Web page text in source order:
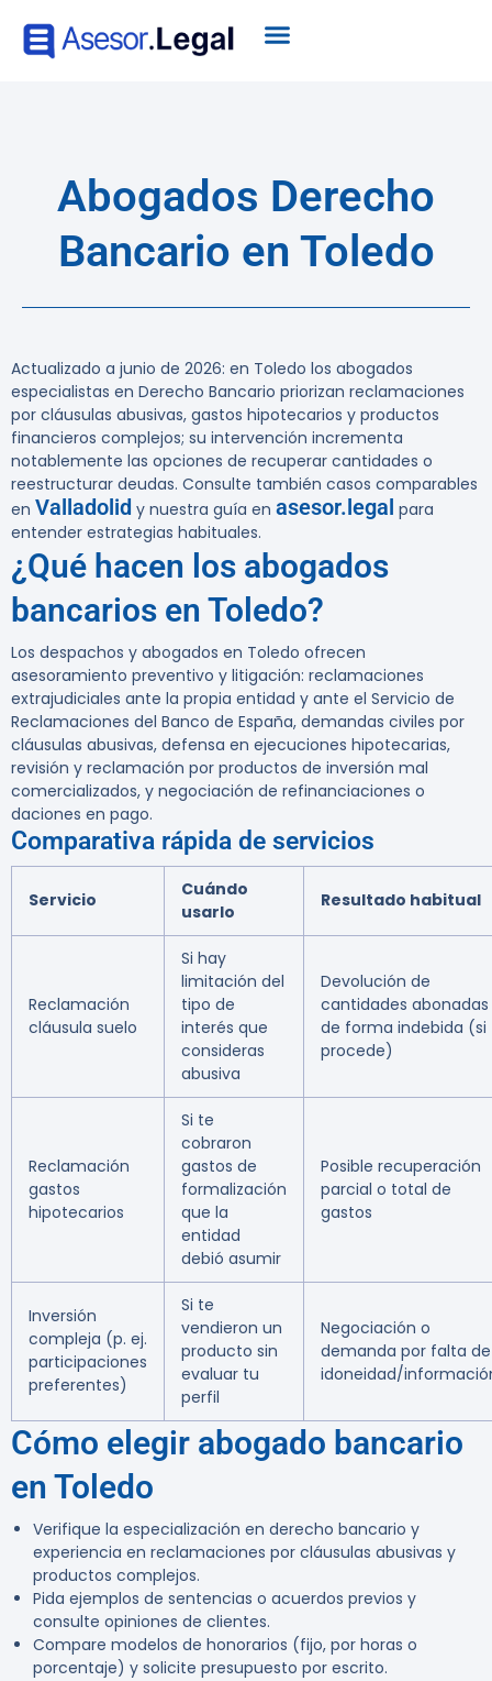
Abogados Derecho
Bancario en Toledo
Actualizado a junio de 2026: en Toledo los abogados
especialistas en Derecho Bancario priorizan reclamaciones
por cláusulas abusivas, gastos hipotecarios y productos
financieros complejos; su intervención incrementa
notablemente las opciones de recuperar cantidades o
reestructurar deudas. Consulte también casos comparables
en Valladolid y nuestra guía en asesor.legal para
entender estrategias habituales.
¿Qué hacen los abogados
bancarios en Toledo?
Los despachos y abogados en Toledo ofrecen
asesoramiento preventivo y litigación: reclamaciones
extrajudiciales ante la propia entidad y ante el Servicio de
Reclamaciones del Banco de España, demandas civiles por
cláusulas abusivas, defensa en ejecuciones hipotecarias,
revisión y reclamación por productos de inversión mal
comercializados, y negociación de refinanciaciones o
daciones en pago.
Comparativa rápida de servicios
Servicio
Cuándo
usarlo
Resultado habitual
Reclamación
cláusula suelo
Si hay
limitación del
tipo de
interés que
consideras
abusiva
Devolución de
cantidades abonadas
de forma indebida (si
procede)
Reclamación
gastos
hipotecarios
Si te
cobraron
gastos de
formalización
que la
entidad
debió asumir
Posible recuperación
parcial o total de
gastos
Inversión
compleja (p. ej.
participaciones
preferentes)
Si te
vendieron un
producto sin
evaluar tu
perfil
Negociación o
demanda por falta de
idoneidad/
Cómo elegir abogado bancario
en Toledo
Verifique la especialización en derecho bancario y
experiencia en reclamaciones por cláusulas abusivas y
productos complejos.
Pida ejemplos de sentencias o acuerdos previos y
consulte opiniones de clientes.
Compare modelos de honorarios (fijo, por horas o
porcentaje) y solicite presupuesto por escrito.